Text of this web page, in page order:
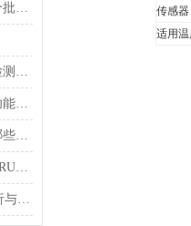
多参数水质测量仪解决水质行业分批检测耗时的苦恼
多参数水质测量仪为何在泳池水检测中受到欢迎？
多参数水质测量仪的应用原理及功能特点
选用多参数水质测量仪需要考虑哪些问题？
非侵入性树木根系成像技术——TRU树木雷达
Lintab6树木年轮分析仪的数据分析与气候变化研究
传感器
适用